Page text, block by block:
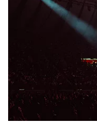
Klisk